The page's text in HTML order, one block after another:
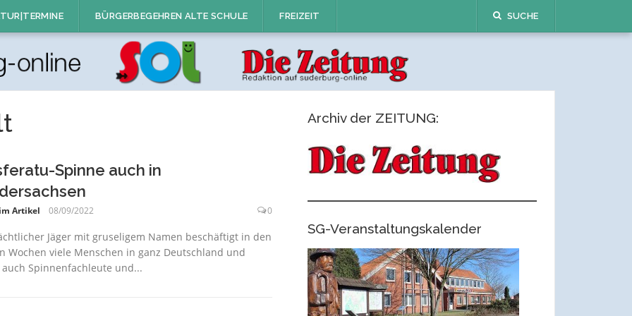
BÜRGERBEGEHREN ALTE SCHULE FREIZEIT SUCHE
Spinne auch in
Artikel 08/09/2022 0
Jäger mit gruseligem Namen beschäftigt in den
Wochen viele Menschen in ganz Deutschland und
Spinnenfachleute und...
Archiv der ZEITUNG:
SG-Veranstaltungskalender